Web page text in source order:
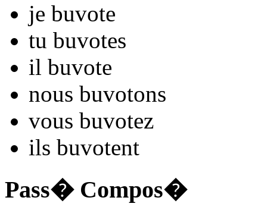
je buvote
tu buvotes
il buvote
nous buvotons
vous buvotez
ils buvotent
Pass� Compos�